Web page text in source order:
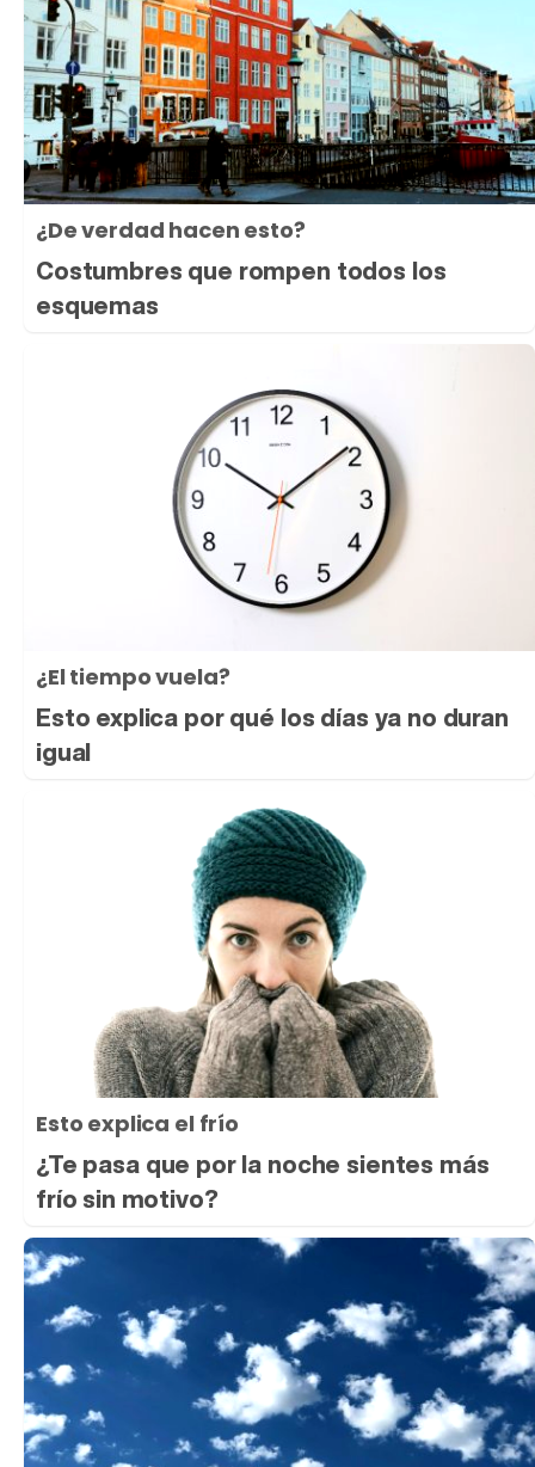
¿De verdad hacen esto?
Costumbres que rompen todos los
esquemas
¿El tiempo vuela?
Esto explica por qué los días ya no duran
igual
Esto explica el frío
¿Te pasa que por la noche sientes más
frío sin motivo?